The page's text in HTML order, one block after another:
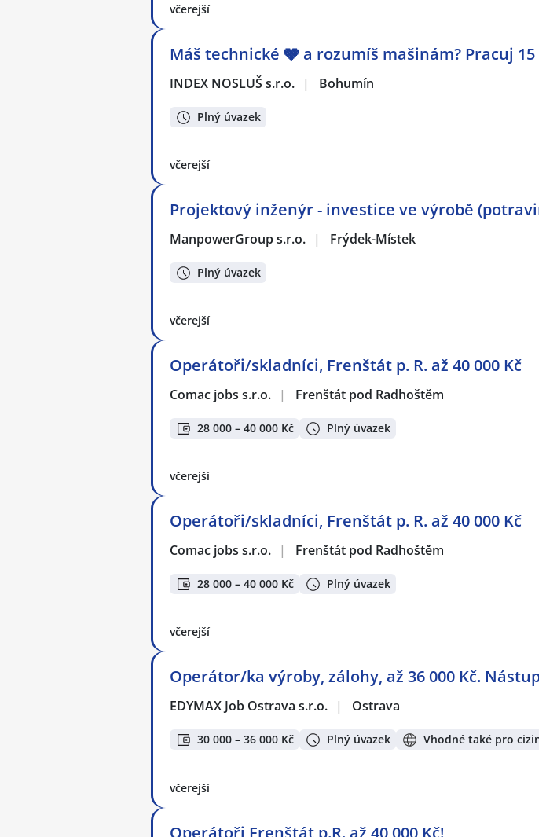
včerejší
Máš technické 🩶 a rozumíš mašinám? Pracuj
INDEX NOSLUŠ s.r.o. | Bohumín
Plný úvazek
včerejší
Projektový inženýr - investice ve výrobě
ManpowerGroup s.r.o. | Frýdek-Místek
Plný úvazek
včerejší
Operátoři/skladníci, Frenštát p. R. až 40 000 Kč
Comac jobs s.r.o. | Frenštát pod Radhoštěm
28 000 – 40 000 Kč Plný úvazek
včerejší
Operátoři/skladníci, Frenštát p. R. až 40 000 Kč
Comac jobs s.r.o. | Frenštát pod Radhoštěm
28 000 – 40 000 Kč Plný úvazek
včerejší
Operátor/ka výroby, zálohy, až 36 000 Kč.
EDYMAX Job Ostrava s.r.o. | Ostrava
30 000 – 36 000 Kč Plný úvazek Vhodné také pro
včerejší